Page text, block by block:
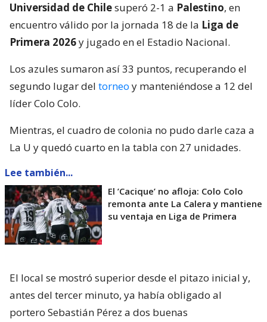
Universidad de Chilesuperó 2-1 a Palestino, en
encuentro válido por la jornada 18 de la Liga de
Primera 2026y jugado en el Estadio Nacional.
Los azules sumaron así 33 puntos, recuperando el
segundo lugar del torneo y manteniéndose a 12 del
líder Colo Colo.
Mientras, el cuadro de colonia no pudo darle caza a
La U y quedó cuarto en la tabla con 27 unidades.
Lee también...
El ’Cacique’ no afloja: Colo Colo
remonta ante La Calera y mantiene
su ventaja en Liga de Primera
El local se mostró superior desde el pitazo inicial y,
antes del tercer minuto, ya había obligado al
portero Sebastián Pérez a dos buenas